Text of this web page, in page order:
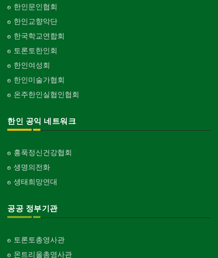
한인문인협회
한인교향악단
한국학교연합회
토론토한인회
한인여성회
한인미술가협회
온주한인실협인협회
한인 공익 네트워크
홍푹정신건강협회
생명의전화
생태희망연대
공공 정부기관
토론토총영사관
몬트리올총영사관